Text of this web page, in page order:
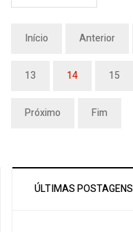
Início Anterior
13 14 15
Próximo Fim
ÚLTIMAS POSTAGENS